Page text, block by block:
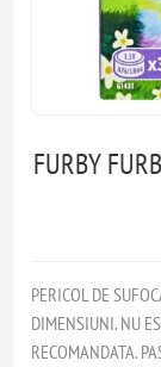
FURBY
PERICOL DE
DIMENSIUNI. NU
RECOMANDATA.